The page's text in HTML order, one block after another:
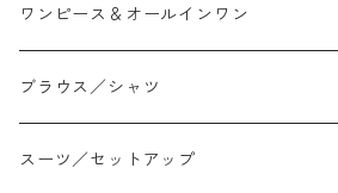
スリム/スキニー
ジョガー
イージーパンツ/履き込み
フレア
アシンメトリー/切り替え
プリント柄
Tシャツ
ロンtee
ノースリーブ
ワンピース＆オールインワン
ワンピース
ジャンスカ
ブラウス／シャツ
スーツ／セットアップ